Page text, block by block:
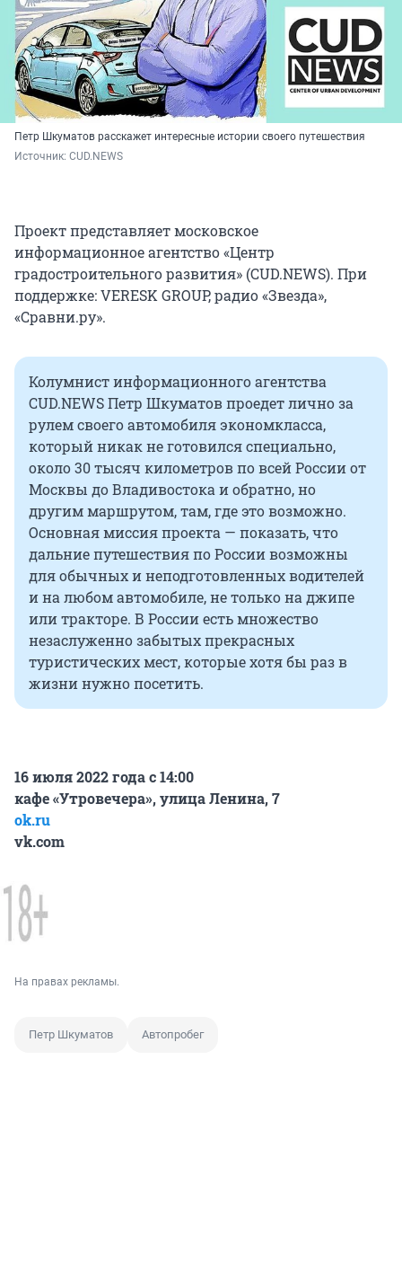
Петр Шкуматов расскажет интересные истории своего путешествия
Источник: CUD.NEWS
Проект представляет московское
информационное агентство «Центр
градостроительного развития» (CUD.NEWS). При
поддержке: VERESK GROUP, радио «Звезда»,
«Сравни.ру».
Колумнист информационного агентства
CUD.NEWS Петр Шкуматов проедет лично за
рулем своего автомобиля экономкласса,
который никак не готовился специально,
около 30 тысяч километров по всей России от
Москвы до Владивостока и обратно, но
другим маршрутом, там, где это возможно.
Основная миссия проекта — показать, что
дальние путешествия по России возможны
для обычных и неподготовленных водителей
и на любом автомобиле, не только на джипе
или тракторе. В России есть множество
незаслуженно забытых прекрасных
туристических мест, которые хотя бы раз в
жизни нужно посетить.
16 июля 2022 года с 14:00
кафе «Утровечера», улица Ленина, 7
оk.ru
vk.com
На правах рекламы.
Петр Шкуматов Автопробег